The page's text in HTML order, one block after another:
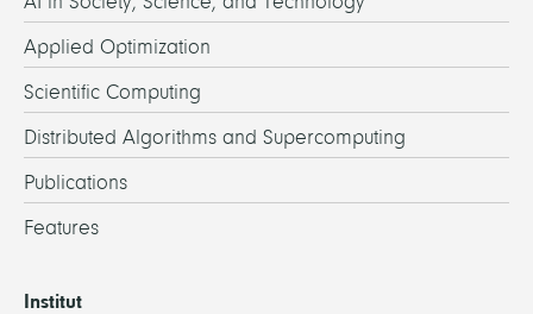
Applied Optimization
Scientific Computing
Distributed Algorithms and Supercomputing
Publications
Features
Institut